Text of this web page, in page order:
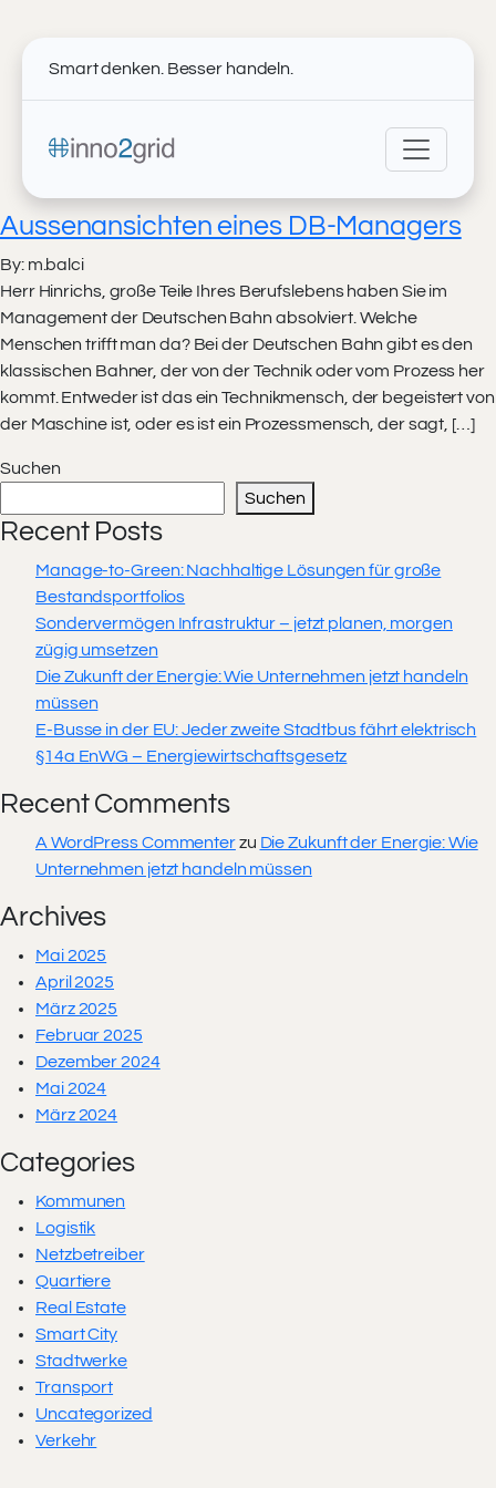
Smart denken. Besser handeln.
Aussenansichten eines DB-Managers
By: m.balci
Herr Hinrichs, große Teile Ihres Berufslebens haben Sie im
Management der Deutschen Bahn absolviert. Welche
Menschen trifft man da? Bei der Deutschen Bahn gibt es den
klassischen Bahner, der von der Technik oder vom Prozess her
kommt. Entweder ist das ein Technikmensch, der begeistert von
der Maschine ist, oder es ist ein Prozessmensch, der sagt, […]
Suchen
Suchen
Recent Posts
Manage-to-Green: Nachhaltige Lösungen für große
Bestandsportfolios
Sondervermögen Infrastruktur – jetzt planen, morgen
zügig umsetzen
Die Zukunft der Energie: Wie Unternehmen jetzt handeln
müssen
E-Busse in der EU: Jeder zweite Stadtbus fährt elektrisch
§14a EnWG – Energiewirtschaftsgesetz
Recent Comments
A WordPress Commenterzu Die Zukunft der Energie: Wie
Unternehmen jetzt handeln müssen
Archives
Mai 2025
April 2025
März 2025
Februar 2025
Dezember 2024
Mai 2024
März 2024
Categories
Kommunen
Logistik
Netzbetreiber
Quartiere
Real Estate
Smart City
Stadtwerke
Transport
Uncategorized
Verkehr